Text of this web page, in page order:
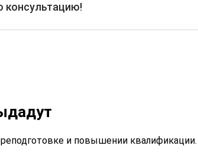
консультацию!
и повышении квалификации.